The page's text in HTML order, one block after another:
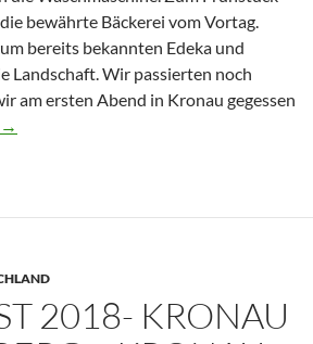
bewährte Bäckerei vom Vortag.
bereits bekannten Edeka und
Landschaft. Wir passierten noch
am ersten Abend in Kronau gegessen
→
2018- KRONAU